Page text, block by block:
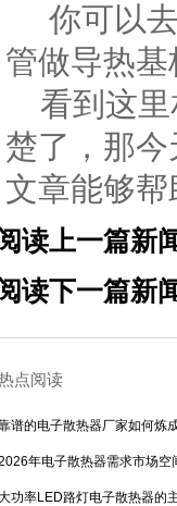
你可以去
管做导热
看到这里
楚了，那
文章能够
读上一篇新
读下一篇新
点阅读
谱的电子散热器厂家如何炼
年电子散热器需求市场空
功率LED路灯电子散热器的